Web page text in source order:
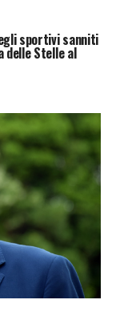
sportivi sanniti
delle Stelle al